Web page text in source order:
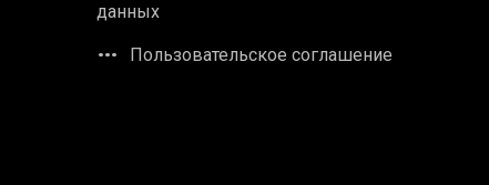
данных
Пользовательское соглашение